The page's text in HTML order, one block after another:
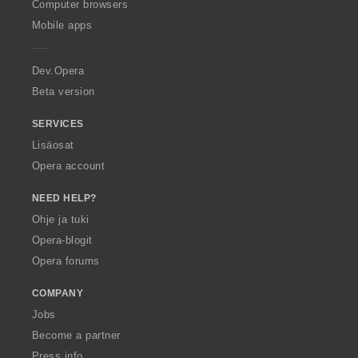
O
p
a
Computer browsers
Mobile apps
Dev.Opera
Beta version
SERVICES
Lisäosat
Opera account
NEED HELP?
Ohje ja tuki
Opera-blogit
Opera forums
COMPANY
Jobs
Become a partner